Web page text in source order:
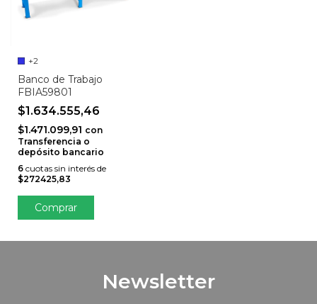
+2
Banco de Trabajo
FBIA59801
$1.634.555,46
$1.471.099,91 con
Transferencia o
depósito bancario
6 cuotas sin interés de
$272425,83
Comprar
Newsletter